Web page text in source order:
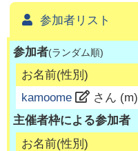
参加者リスト
参加者(ランダム順)
お名前(性別)
kamoome
さん (m)
主催者枠による参加者
お名前(性別)